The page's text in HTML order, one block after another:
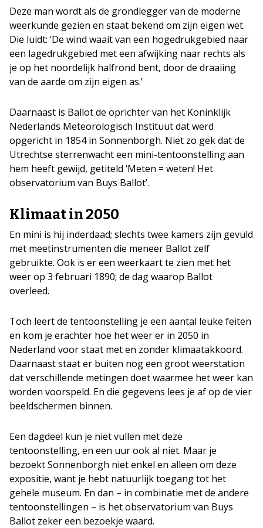
Deze man wordt als de grondlegger van de moderne
weerkunde gezien en staat bekend om zijn eigen wet.
Die luidt: ‘De wind waait van een hogedrukgebied naar
een lagedrukgebied met een afwijking naar rechts als
je op het noordelijk halfrond bent, door de draaiing
van de aarde om zijn eigen as.’
Daarnaast is Ballot de oprichter van het Koninklijk
Nederlands Meteorologisch Instituut dat werd
opgericht in 1854 in Sonnenborgh. Niet zo gek dat de
Utrechtse sterrenwacht een mini-tentoonstelling aan
hem heeft gewijd, getiteld ‘Meten = weten! Het
observatorium van Buys Ballot’.
Klimaat in 2050
En mini is hij inderdaad; slechts twee kamers zijn gevuld
met meetinstrumenten die meneer Ballot zelf
gebruikte. Ook is er een weerkaart te zien met het
weer op 3 februari 1890; de dag waarop Ballot
overleed.
Toch leert de tentoonstelling je een aantal leuke feiten
en kom je erachter hoe het weer er in 2050 in
Nederland voor staat met en zonder klimaatakkoord.
Daarnaast staat er buiten nog een groot weerstation
dat verschillende metingen doet waarmee het weer kan
worden voorspeld. En die gegevens lees je af op de vier
beeldschermen binnen.
Een dagdeel kun je niet vullen met deze
tentoonstelling, en een uur ook al niet. Maar je
bezoekt Sonnenborgh niet enkel en alleen om deze
expositie, want je hebt natuurlijk toegang tot het
gehele museum. En dan – in combinatie met de andere
tentoonstellingen – is het observatorium van Buys
Ballot zeker een bezoekje waard.